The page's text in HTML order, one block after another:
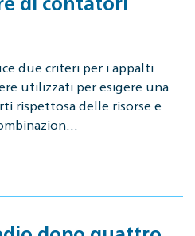
due criteri per i appalti
utilizzati per esigere una
rispettosa delle risorse e